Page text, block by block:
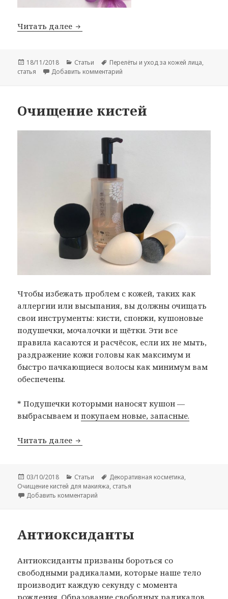
Читать далее Перелёты и уход за кожей лица
Опубликовано
18/11/2018 Рубрики
Статьи Метки
Перелёты и уход за кожей лица,
статья
Добавить комментарий
Очищение кистей
Чтобы избежать проблем с кожей, таких как
аллергии или высыпания, вы должны очищать
свои инструменты: кисти, спонжи, кушоновые
подушечки, мочалочки и щётки. Эти все
правила касаются и расчёсок, если их не мыть,
раздражение кожи головы как максимум и
быстро пачкающиеся волосы как минимум вам
обеспечены.
* Подушечки которыми наносят кушон —
выбрасываем ипокупаем новые, запасные.
Читать далее Очищение кистей
Опубликовано
03/10/2018 Рубрики
Статьи Метки
Декоративная косметика,
Очищение кистей для макияжа, статья
Добавить комментарий
Антиоксиданты
Антиоксиданты призваны бороться со
свободными радикалами, которые наше тело
производит каждую секунду с момента
рождения. Образование свободных радикалов